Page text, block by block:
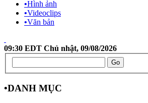
•Hình ảnh
•Videoclips
•Văn bản
09:30 EDT Chủ nhật, 09/08/2026
•DANH MỤC